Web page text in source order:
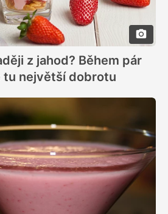
z jahod? Během pár
největší dobrotu